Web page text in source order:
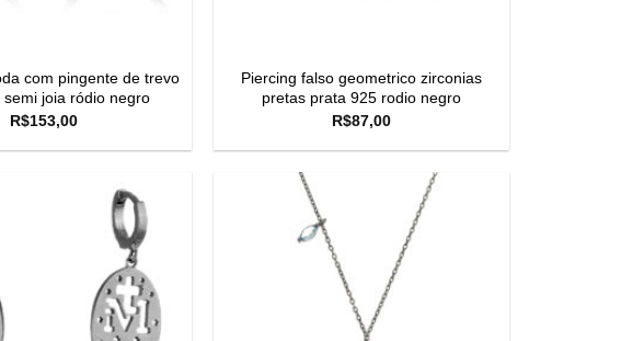
com pingente de trevo
semi joia ródio negro
R$153,00
Piercing falso geometrico zirconias
pretas prata 925 rodio negro
R$87,00